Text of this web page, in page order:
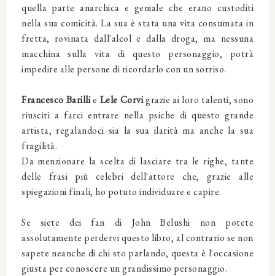
quella parte anarchica e geniale che erano custoditi
nella sua comicità. La sua è stata una vita consumata in
fretta, rovinata dall'alcol e dalla droga, ma nessuna
macchina sulla vita di questo personaggio, potrà
impedire alle persone di ricordarlo con un sorriso.
Francesco Barillie Lele Corvigrazie ai loro talenti, sono
riusciti a farci entrare nella psiche di questo grande
artista, regalandoci sia la sua ilarità ma anche la sua
fragilità.
Da menzionare la scelta di lasciare tra le righe, tante
delle frasi più celebri dell'attore che, grazie alle
spiegazioni finali, ho potuto individuare e capire.
Se siete dei fan di John Belushi non potete
assolutamente perdervi questo libro, al contrario se non
sapete neanche di chi sto parlando, questa è l'occasione
giusta per conoscere un grandissimo personaggio.